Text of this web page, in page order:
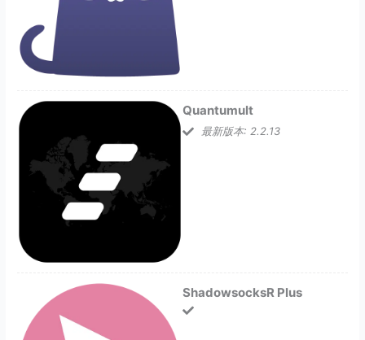
Quantumult
最新版本: 2.2.13
ShadowsocksR Plus